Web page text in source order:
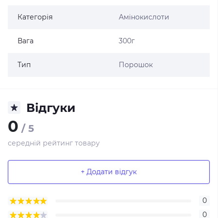
Категорія Амінокислоти
Вага 300г
Тип Порошок
Відгуки
0 / 5
середній рейтинг товару
+ Додати відгук
0
0